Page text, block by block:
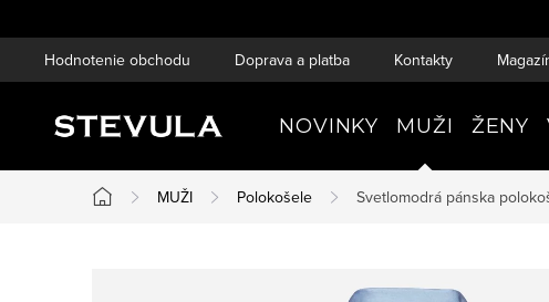
na
Hodnotenie obchodu Doprava a platba Kontakty
NOVINKY MUŽI ŽENY
Domov
MUŽI Polokošele Svetlomodrá pánska